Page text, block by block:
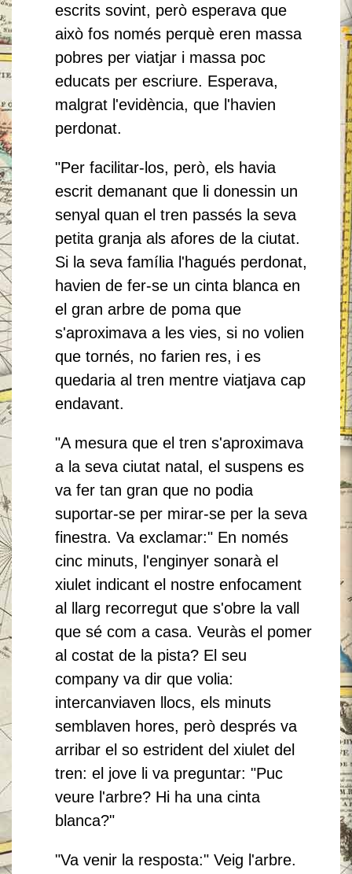
escrits sovint, però esperava que
això fos només perquè eren massa
pobres per viatjar i massa poc
educats per escriure. Esperava,
malgrat l'evidència, que l'havien
perdonat.
"Per facilitar-los, però, els havia
escrit demanant que li donessin un
senyal quan el tren passés la seva
petita granja als afores de la ciutat.
Si la seva família l'hagués perdonat,
havien de fer-se un cinta blanca en
el gran arbre de poma que
s'aproximava a les vies, si no volien
que tornés, no farien res, i es
quedaria al tren mentre viatjava cap
endavant.
"A mesura que el tren s'aproximava
a la seva ciutat natal, el suspens es
va fer tan gran que no podia
suportar-se per mirar-se per la seva
finestra. Va exclamar:" En només
cinc minuts, l'enginyer sonarà el
xiulet indicant el nostre enfocament
al llarg recorregut que s'obre la vall
que sé com a casa. Veuràs el pomer
al costat de la pista? El seu
company va dir que volia:
intercanviaven llocs, els minuts
semblaven hores, però després va
arribar el so estrident del xiulet del
tren: el jove li va preguntar: "Puc
veure l'arbre? Hi ha una cinta
blanca?"
"Va venir la resposta:" Veig l'arbre.